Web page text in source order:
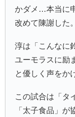
かダメ…本当に
改めて陳謝した。
淳は「こんなに
ユーモラスに励
と優しく声をか
この試合は「タ
「 太子食品 」が